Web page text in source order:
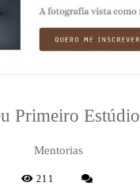
Primeiro Estúdio
Mentorias
211